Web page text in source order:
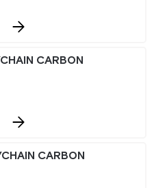
CARBON
CARBON